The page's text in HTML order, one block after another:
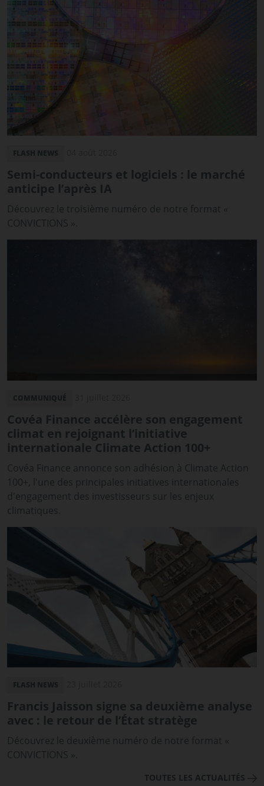
Semi-conducteurs et logiciels : le marché
anticipe l’après IA
Découvrez le troisième numéro de notre format «
CONVICTIONS ».
Covéa Finance accélère son engagement
climat en rejoignant l’initiative
internationale Climate Action 100+
Covéa Finance annonce son adhésion à Climate Action
100+, l'une des principales initiatives internationales
d'engagement des investisseurs sur les enjeux
climatiques.
Francis Jaisson signe sa deuxième analyse
avec : le retour de l’État stratège
Découvrez le deuxième numéro de notre format «
CONVICTIONS ».
TOUTES LES ACTUALITÉS